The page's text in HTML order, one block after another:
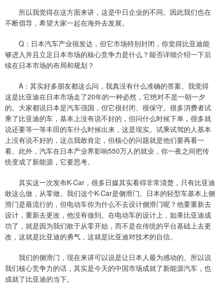
所以我觉得在这方面来讲，这是中日企业的不同。因此我们也在
不断倡导，希望大家一起在海外去发展。
Q：日本汽车产业很发达，但它市场特别封闭，你觉得比亚迪能
够进入并且立足日本市场的核心竞争力是什么？能否详细介绍一下后
续在日本市场的布局和规划？
A：其实好多朋友都这么问，我真没有什么准确的答案。我觉得
这是比亚迪在日本市场走了20年的一种必然，它绝对不是一朝一夕
的。大家都说日本是汽车强国，但它很封闭、很保守。很多消费者试
乘了比亚迪的车，基本上没有说不好的，但问什么时候下单，很多就
说还要等一等丰田的车什么时候出来，这是现实。试乘试驾的人基本
上没有说不好的，这点我敢肯定，但核心的问题就是他们要再看一
看。此外，汽车在日本产业界影响550万人的就业，你一夜之间把传
统变成了新能源，它要思考。
其实这一次发布K-Car，很多日媒其实看得非常清楚，只有比亚迪
敢这么做，从零做。我们这个K-Car是侧滑门。日本的轻型车基本上侧
滑门是最流行的，但电动车你为什么不去设计侧滑门呢？他要重新去
设计，重新去更改，他没有做到。在电动车的设计上，如果比亚迪成
功了，就是因为我们敢于从零开始，而不是在传统的平台基础上去更
改，这就是比亚迪的勇气，这就是比亚迪对技术的自信。
我们的侧滑门，现在来讲可以说是让日本人最为感动的。所以说
我们核心竞争力的话，其实是今天的中国市场成就了新能源汽车，也
成就了比亚迪的当下。